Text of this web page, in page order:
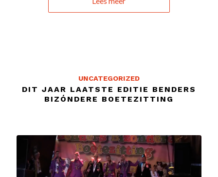
UNCATEGORIZED
DIT JAAR LAATSTE EDITIE BENDERS
BIZÓNDERE BOETEZITTING